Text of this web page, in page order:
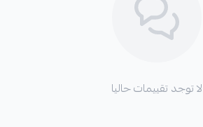
لا توجد تقييمات حاليا